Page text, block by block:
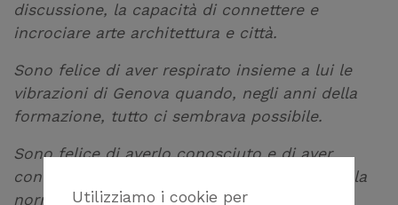
Utilizziamo i cookie per
discussione, la capacità di connettere e
incrociare arte architettura e città.
Sono felice di aver respirato insieme a lui le
vibrazioni di Genova quando, negli anni della
formazione, tutto ci sembrava possibile.
Sono felice di averlo conosciuto e di aver
condiviso una sua magia speciale basata sulla
normalità, sulla spontaneità, sulla sincerità.